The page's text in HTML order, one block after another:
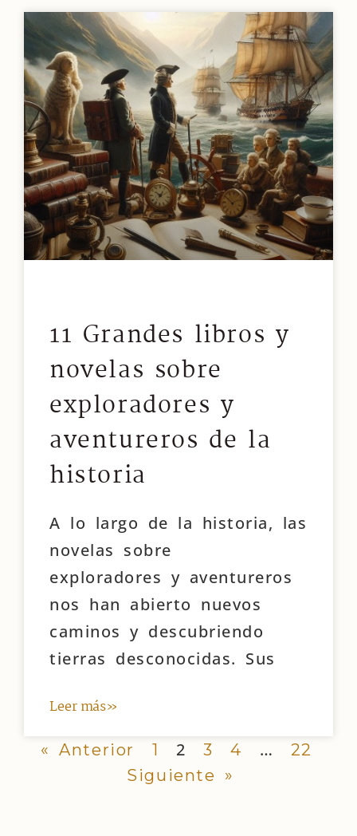
11 Grandes libros y
novelas sobre
exploradores y
aventureros de la
historia
A lo largo de la historia, las
novelas sobre
exploradores y aventureros
nos han abierto nuevos
caminos y descubriendo
tierras desconocidas. Sus
Leer más»
« Anterior 1 2 3 4 …
22
Siguiente »